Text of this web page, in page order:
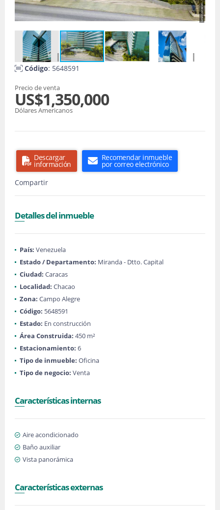
Código: 5648591
Precio de venta
US$1,350,000
Dólares Americanos
Descargar
información
Recomendar inmueble
por correo electrónico
Compartir
Detalles del inmueble
País: Venezuela
Estado / Departamento: Miranda - Dtto. Capital
Ciudad: Caracas
Localidad: Chacao
Zona: Campo Alegre
Código: 5648591
Estado: En construcción
Área Construida: 450 m²
Estacionamiento: 6
Tipo de inmueble: Oficina
Tipo de negocio: Venta
Características internas
Aire acondicionado
Baño auxiliar
Vista panorámica
Características externas